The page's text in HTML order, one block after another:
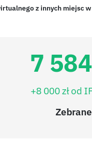
z innych miejsc
7
+8 000 zł od
Zebrane